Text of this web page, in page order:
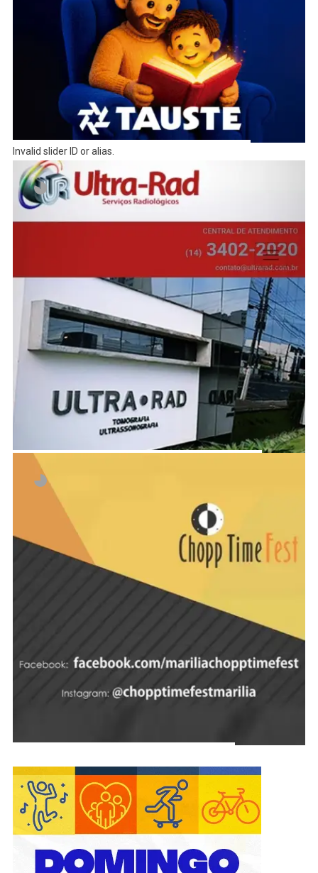
Invalid slider ID or alias.